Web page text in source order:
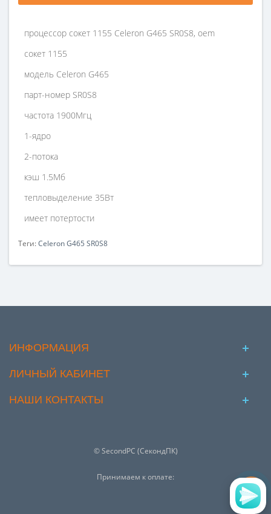
процессор сокет 1155 Celeron G465 SR0S8, oem
сокет 1155
модель Celeron G465
парт-номер SR0S8
частота 1900Мгц
1-ядро
2-потока
кэш 1.5Мб
тепловыделение 35Вт
имеет потертости
Теги:Celeron G465 SR0S8
ИНФОРМАЦИЯ
ЛИЧНЫЙ КАБИНЕТ
НАШИ КОНТАКТЫ
© SecondPC (СекондПК)
Принимаем к оплате: